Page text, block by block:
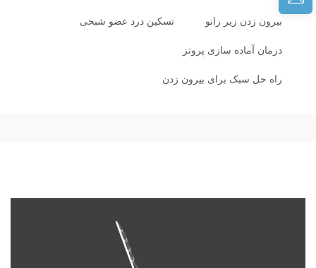
بیرون زدن زیر زانو تسکین درد عضو شبحی
درمان آماده سازی پروتز
راه حل سبک برای بیرون زدن